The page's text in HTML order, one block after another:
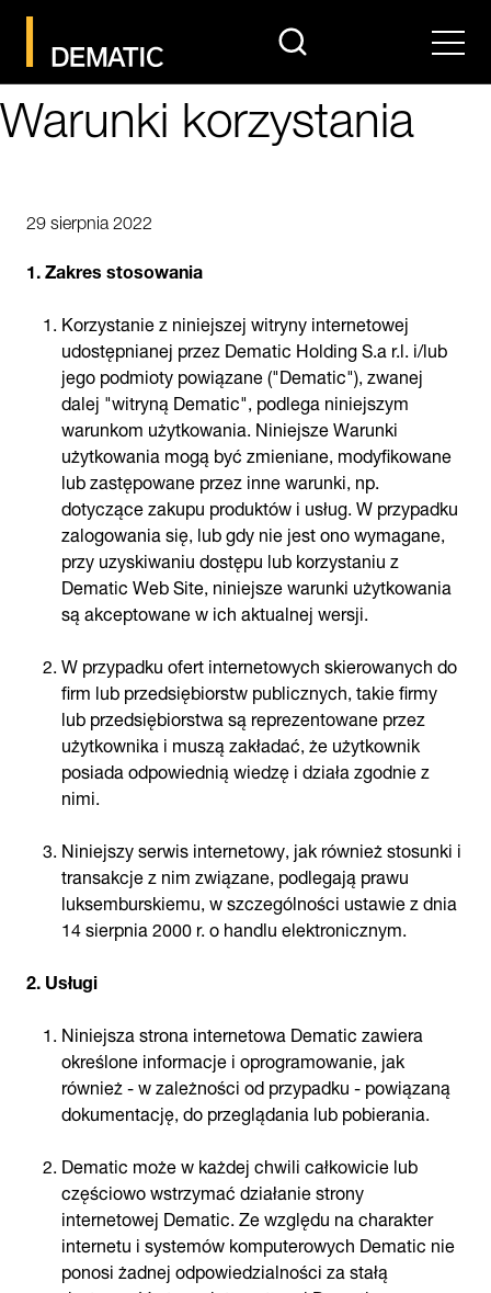
search Menu
Warunki korzystania
29 sierpnia 2022
1. Zakres stosowania
Korzystanie z niniejszej witryny internetowej
udostępnianej przez Dematic Holding S.a r.l. i/lub
jego podmioty powiązane ("Dematic"), zwanej
dalej "witryną Dematic", podlega niniejszym
warunkom użytkowania. Niniejsze Warunki
użytkowania mogą być zmieniane, modyfikowane
lub zastępowane przez inne warunki, np.
dotyczące zakupu produktów i usług. W przypadku
zalogowania się, lub gdy nie jest ono wymagane,
przy uzyskiwaniu dostępu lub korzystaniu z
Dematic Web Site, niniejsze warunki użytkowania
są akceptowane w ich aktualnej wersji.
W przypadku ofert internetowych skierowanych do
firm lub przedsiębiorstw publicznych, takie firmy
lub przedsiębiorstwa są reprezentowane przez
użytkownika i muszą zakładać, że użytkownik
posiada odpowiednią wiedzę i działa zgodnie z
nimi.
Niniejszy serwis internetowy, jak również stosunki i
transakcje z nim związane, podlegają prawu
luksemburskiemu, w szczególności ustawie z dnia
14 sierpnia 2000 r. o handlu elektronicznym.
2. Usługi
Niniejsza strona internetowa Dematic zawiera
określone informacje i oprogramowanie, jak
również - w zależności od przypadku - powiązaną
dokumentację, do przeglądania lub pobierania.
Dematic może w każdej chwili całkowicie lub
częściowo wstrzymać działanie strony
internetowej Dematic. Ze względu na charakter
internetu i systemów komputerowych Dematic nie
ponosi żadnej odpowiedzialności za stałą